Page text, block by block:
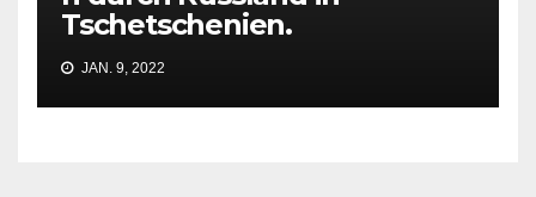
Tschetschenien.
JAN. 9, 2022